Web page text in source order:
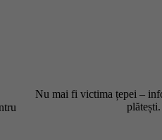
Nu mai fi victima țepei –
plătești.